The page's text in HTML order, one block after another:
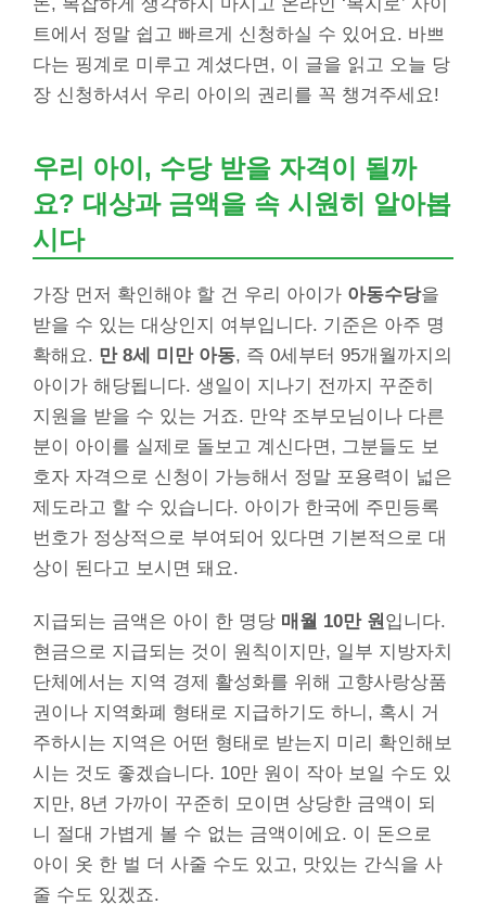
트에서 정말 쉽고 빠르게 신청하실 수 있어요. 바쁘
다는 핑계로 미루고 계셨다면, 이 글을 읽고 오늘 당
장 신청하셔서 우리 아이의 권리를 꼭 챙겨주세요!
우리 아이, 수당 받을 자격이 될까
요? 대상과 금액을 속 시원히 알아봅
시다
가장 먼저 확인해야 할 건 우리 아이가 아동수당을
받을 수 있는 대상인지 여부입니다. 기준은 아주 명
확해요. 만 8세 미만 아동, 즉 0세부터 95개월까지의
아이가 해당됩니다. 생일이 지나기 전까지 꾸준히
지원을 받을 수 있는 거죠. 만약 조부모님이나 다른
분이 아이를 실제로 돌보고 계신다면, 그분들도 보
호자 자격으로 신청이 가능해서 정말 포용력이 넓은
제도라고 할 수 있습니다. 아이가 한국에 주민등록
번호가 정상적으로 부여되어 있다면 기본적으로 대
상이 된다고 보시면 돼요.
지급되는 금액은 아이 한 명당 매월 10만 원 입니다.
현금으로 지급되는 것이 원칙이지만, 일부 지방자치
단체에서는 지역 경제 활성화를 위해 고향사랑상품
권이나 지역화폐 형태로 지급하기도 하니, 혹시 거
주하시는 지역은 어떤 형태로 받는지 미리 확인해보
시는 것도 좋겠습니다. 10만 원이 작아 보일 수도 있
지만, 8년 가까이 꾸준히 모이면 상당한 금액이 되
니 절대 가볍게 볼 수 없는 금액이에요. 이 돈으로
아이 옷 한 벌 더 사줄 수도 있고, 맛있는 간식을 사
줄 수도 있겠죠.